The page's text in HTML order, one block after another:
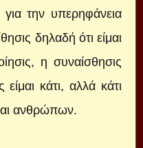
την υπερηφάνεια
δηλαδή ότι είμαι
η συναίσθησις
κάτι, αλλά κάτι
ανθρώπων.